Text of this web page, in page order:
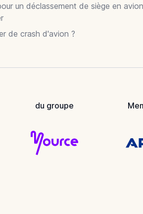
un déclassement de siège en
de crash d'avion ?
du groupe